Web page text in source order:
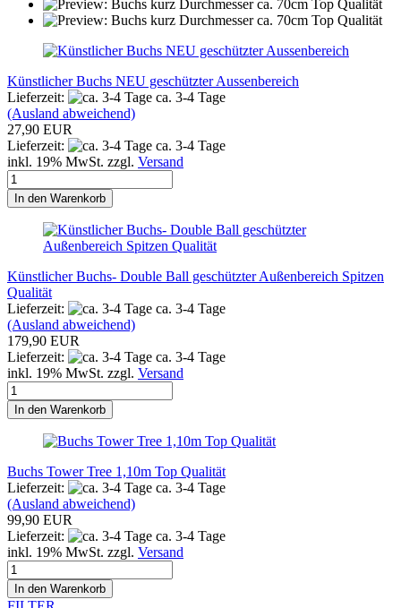
Künstlicher Buchs NEU geschützter Aussenbereich
Lieferzeit:
ca. 3-4 Tage
(Ausland abweichend)
27,90 EUR
Lieferzeit:
ca. 3-4 Tage
inkl. 19% MwSt. zzgl. Versand
In den Warenkorb
Künstlicher Buchs- Double Ball geschützter Außenbereich Spitzen
Qualität
Lieferzeit:
ca. 3-4 Tage
(Ausland abweichend)
179,90 EUR
Lieferzeit:
ca. 3-4 Tage
inkl. 19% MwSt. zzgl. Versand
In den Warenkorb
Buchs Tower Tree 1,10m Top Qualität
Lieferzeit:
ca. 3-4 Tage
(Ausland abweichend)
99,90 EUR
Lieferzeit:
ca. 3-4 Tage
inkl. 19% MwSt. zzgl. Versand
In den Warenkorb